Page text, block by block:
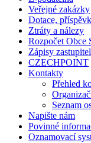
Veřejné zakázky
Dotace,
Ztráty a nálezy
Rozpočet Obce
Zápisy
CZECHPOINT
Kontakty
Přehled
Seznam
Napište nám
Povinné
Oznamovací